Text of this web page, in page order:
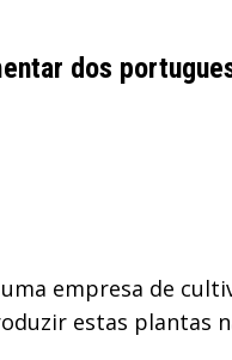
dos
empresa de
estas plantas